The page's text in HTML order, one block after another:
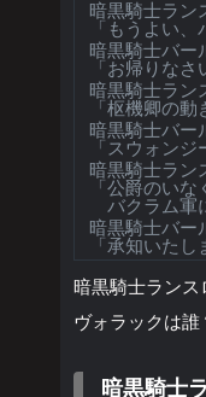
暗黒騎士ラン
「もうよい
暗黒騎士バー
「お帰りな
暗黒騎士ラン
「枢機卿の動
暗黒騎士バー
「スウォン
暗黒騎士ラン
「公爵のい
バクラム軍
暗黒騎士バー
「承知いたし
暗黒騎士ランス
ヴォラックは誰
暗黒騎士